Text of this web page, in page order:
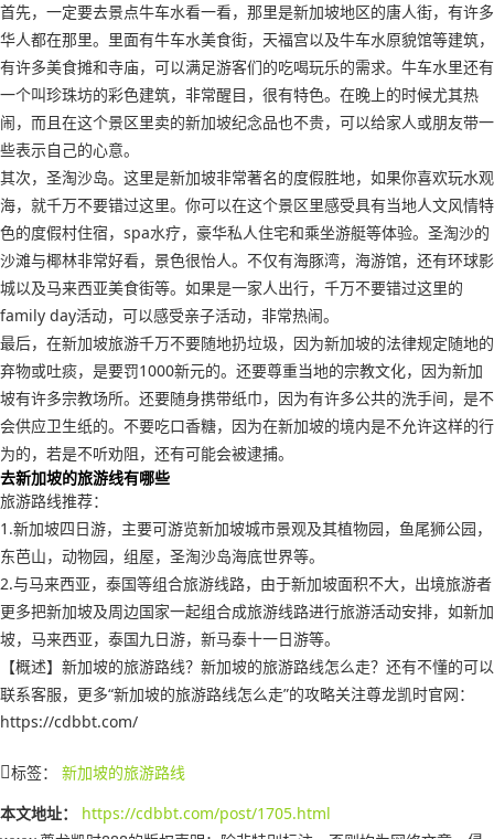
首先，一定要去景点牛车水看一看，那里是新加坡地区的唐人街，有许多
华人都在那里。里面有牛车水美食街，天福宫以及牛车水原貌馆等建筑，
有许多美食摊和寺庙，可以满足游客们的吃喝玩乐的需求。牛车水里还有
一个叫珍珠坊的彩色建筑，非常醒目，很有特色。在晚上的时候尤其热
闹，而且在这个景区里卖的新加坡纪念品也不贵，可以给家人或朋友带一
些表示自己的心意。
其次，圣淘沙岛。这里是新加坡非常著名的度假胜地，如果你喜欢玩水观
海，就千万不要错过这里。你可以在这个景区里感受具有当地人文风情特
色的度假村住宿，spa水疗，豪华私人住宅和乘坐游艇等体验。圣淘沙的
沙滩与椰林非常好看，景色很怡人。不仅有海豚湾，海游馆，还有环球影
城以及马来西亚美食街等。如果是一家人出行，千万不要错过这里的
family day活动，可以感受亲子活动，非常热闹。
最后，在新加坡旅游千万不要随地扔垃圾，因为新加坡的法律规定随地的
弃物或吐痰，是要罚1000新元的。还要尊重当地的宗教文化，因为新加
坡有许多宗教场所。还要随身携带纸巾，因为有许多公共的洗手间，是不
会供应卫生纸的。不要吃口香糖，因为在新加坡的境内是不允许这样的行
为的，若是不听劝阻，还有可能会被逮捕。
去新加坡的旅游线有哪些
旅游路线推荐：
1.新加坡四日游，主要可游览新加坡城市景观及其植物园，鱼尾狮公园，
东芭山，动物园，组屋，圣淘沙岛海底世界等。
2.与马来西亚，泰国等组合旅游线路，由于新加坡面积不大，出境旅游者
更多把新加坡及周边国家一起组合成旅游线路进行旅游活动安排，如新加
坡，马来西亚，泰国九日游，新马泰十一日游等。
【概述】新加坡的旅游路线？新加坡的旅游路线怎么走？还有不懂的可以
联系客服，更多“新加坡的旅游路线怎么走”的攻略关注尊龙凯时官网：
https://cdbbt.com/
标签： 新加坡的旅游路线
本文地址：
https://cdbbt.com/post/1705.html